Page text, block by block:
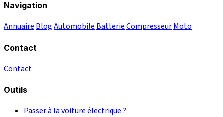
Navigation
Annuaire BlogAutomobile BatterieCompresseurMoto
Contact
Contact
Outils
Passer à la voiture électrique ?